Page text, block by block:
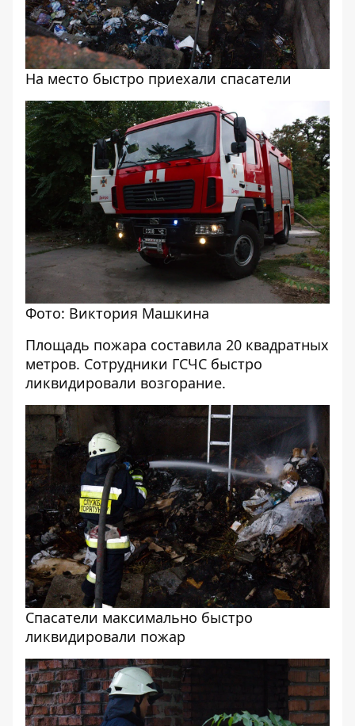
На место быстро приехали спасатели
Фото: Виктория Машкина
Площадь пожара составила 20 квадратных
метров. Сотрудники ГСЧС быстро
ликвидировали возгорание.
Спасатели максимально быстро
ликвидировали пожар